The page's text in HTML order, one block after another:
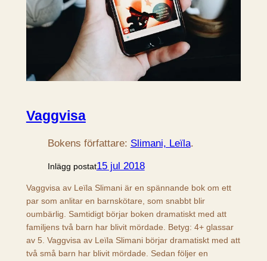
Vaggvisa
Bokens författare: Slimani, Leïla.
Inlägg postat15 jul 2018
Vaggvisa av Leïla Slimani är en spännande bok om ett
par som anlitar en barnskötare, som snabbt blir
oumbärlig. Samtidigt börjar boken dramatiskt med att
familjens två barn har blivit mördade. Betyg: 4+ glassar
av 5. Vaggvisa av Leïla Slimani börjar dramatiskt med att
två små barn har blivit mördade. Sedan följer en